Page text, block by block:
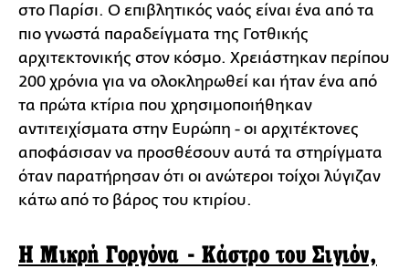
στο Παρίσι. Ο επιβλητικός ναός είναι ένα από τα
πιο γνωστά παραδείγματα της Γοτθικής
αρχιτεκτονικής στον κόσμο. Χρειάστηκαν περίπου
200 χρόνια για να ολοκληρωθεί και ήταν ένα από
τα πρώτα κτίρια που χρησιμοποιήθηκαν
αντιτειχίσματα στην Ευρώπη - οι αρχιτέκτονες
αποφάσισαν να προσθέσουν αυτά τα στηρίγματα
όταν παρατήρησαν ότι οι ανώτεροι τοίχοι λύγιζαν
κάτω από το βάρος του κτιρίου.
H Μικρή Γοργόνα - Kάστρο του Σιγιόν,